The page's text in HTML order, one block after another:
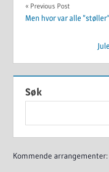
Previous Post
Men hvor var alle
Søk
Kommende arrangementer: